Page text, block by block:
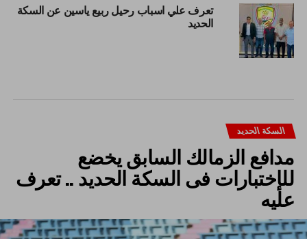
تعرف علي اسباب رحيل ربيع ياسين عن السكة
الحديد
السكة الحديد
مدافع الزمالك السابق يخضع
للإختبارات فى السكة الحديد .. تعرف
عليه